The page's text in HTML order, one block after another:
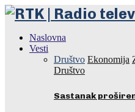
Naslovna
Vesti
Društvo Ekonomija
Društvo
Sastanak